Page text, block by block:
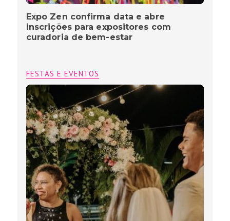
Expo Zen confirma data e abre
inscrições para expositores com
curadoria de bem-estar
FESTAS E EVENTOS